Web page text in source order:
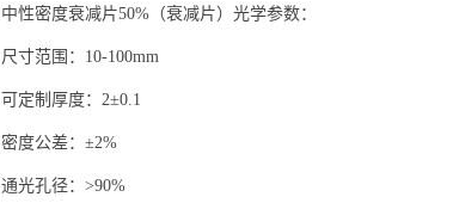
中性密度衰减片50%（衰减片）光学参数：
尺寸范围：10-100mm
可定制厚度：2±0.1
密度公差：±2%
通光孔径：>90%